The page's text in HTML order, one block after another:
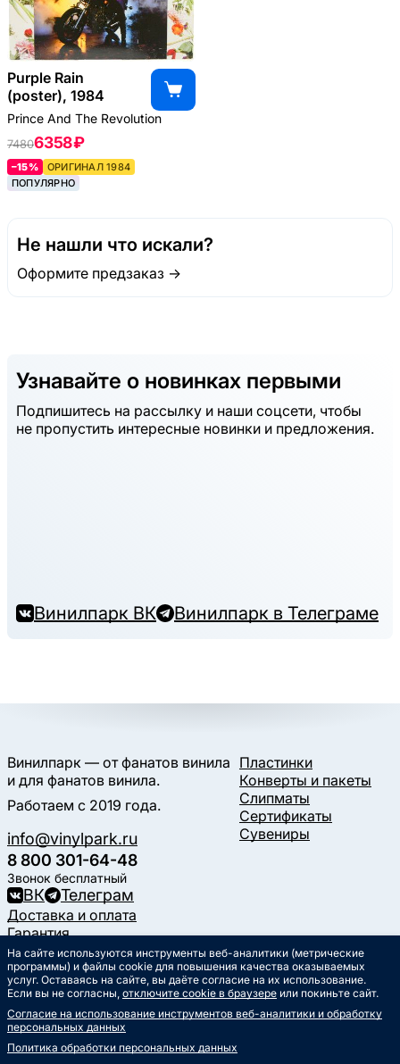
Purple Rain
(poster), 1984
Prince And The Revolution
74806358 ₽
–15%
ОРИГИНАЛ 1984
ПОПУЛЯРНО
Не нашли что искали?
Оформите предзаказ →
Узнавайте о новинках первыми
Подпишитесь на рассылку и наши соцсети, чтобы
не пропустить интересные новинки и предложения.
Винилпарк ВК Винилпарк в Телеграме
Винилпарк — от фанатов винила
и для фанатов винила.
Работаем с 2019 года.
info@vinylpark.ru
8 800 301-64-48
Звонок бесплатный
ВК Телеграм
Пластинки
Конверты и пакеты
Слипматы
Сертификаты
Сувениры
Доставка и оплата
Гарантия
Контакты
Статьи
Музыкальный календарь
Документы
Публичная оферта
Политика обработки
Согласие на обработкуперсональных данных
На сайте используются инструменты веб-аналитики (метрические
программы) и файлы cookie для повышения качества оказываемых
услуг. Оставаясь на сайте, вы даёте согласие на их использование.
Если вы не согласны, отключите cookie в браузере или покиньте сайт.
Согласие на использование инструментов веб-аналитики и обработку
персональных данных
Политика обработки персональных данных